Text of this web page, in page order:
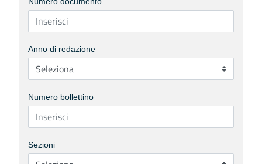
Anno di redazione
Numero bollettino
Sezioni